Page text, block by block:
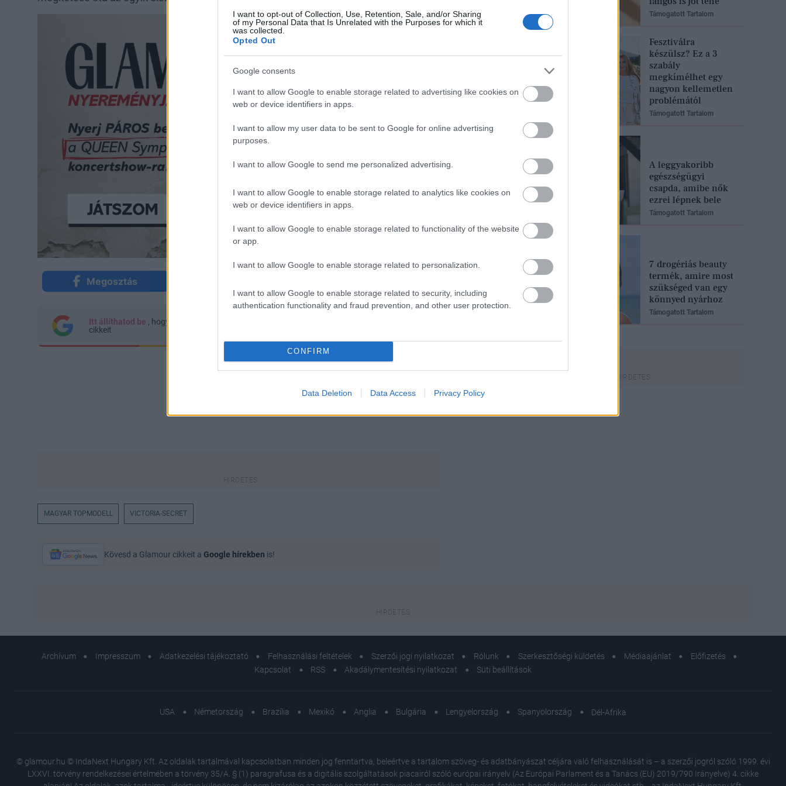
I want to opt-out of Collection, Use, Retention, Sale, and/or Sharing
of my Personal Data that Is Unrelated with the Purposes for which it
was collected.
Opted Out
Google consents
I want to allow Google to enable storage related to advertising like cookies on
web or device identifiers in apps.
I want to allow my user data to be sent to Google for online advertising
purposes.
I want to allow Google to send me personalized advertising.
I want to allow Google to enable storage related to analytics like cookies on
web or device identifiers in apps.
I want to allow Google to enable storage related to functionality of the website
or app.
I want to allow Google to enable storage related to personalization.
I want to allow Google to enable storage related to security, including
authentication functionality and fraud prevention, and other user protection.
CONFIRM
Data Deletion Data Access Privacy Policy
ezen
Megosztás
Itt állíthatod be , hogy a Google keresőben könnyebben megtaláld a glamour.hu
cikkeit
MAGYAR TOPMODELL VICTORIA-SECRET
Kövesd a Glamour cikkeit a Google hírekben is!
Támogatott Tartalom
Fesztiválra
készülsz? Ez a 3
szabály
megkímélhet egy
nagyon kellemetlen
problémától
Támogatott Tartalom
A leggyakoribb
egészségügyi
csapda, amibe nők
ezrei lépnek bele
Támogatott Tartalom
7 drogériás beauty
termék, amire most
szükséged van egy
könnyed nyárhoz
Támogatott Tartalom
Archívum Impresszum Adatkezelési tájékoztató Felhasználási feltételek Szerzői jogi nyilatkozat Rólunk Szerkesztőségi küldetés Médiaajánlat
Előfizetés
Kapcsolat
RSS Akadálymentesítési nyilatkozat Süti beállítások
USA Németország Brazília Mexikó Anglia Bulgária Lengyelország Spanyolország Dél-Afrika
© glamour.hu © IndaNext Hungary Kft. Az oldalak tartalmával kapcsolatban minden jog fenntartva, beleértve a tartalom szöveg- és adatbányászat céljára való felhasználását is – a szerzői jogról szóló 1999. évi
LXXVI. törvény rendelkezései értelmében a törvény 35/A. § (1) paragrafusa és a digitális szolgáltatások piacairól szóló európai irányelv (Az Európai Parlament és a Tanács (EU) 2019/790 Irányelve) 4. cikke